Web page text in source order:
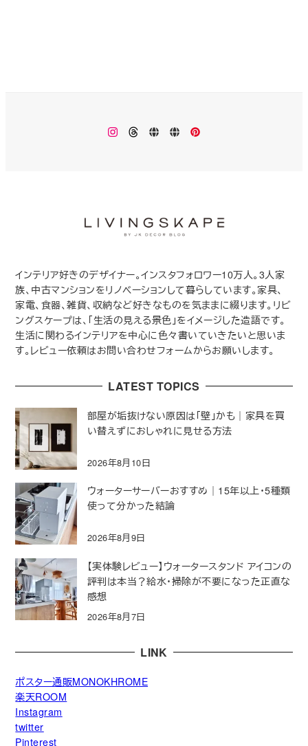
Instagram
Threads
楽 Monokhrome
Pinterest
インテリア好きのデザイナー。インスタフォロワー10万人。3人家
族、中古マンションをリノベーションして暮らしています。家具、
家電、食器、雑貨、収納など好きなものを気ままに綴ります。リビ
ングスケープは、「生活の見える景色」をイメージした造語です。
生活に関わるインテリアを中心に色々書いていきたいと思いま
す。レビュー依頼はお問い合わせフォームからお願いします。
LATEST TOPICS
部屋が垢抜けない原因は「壁」かも｜家具を買
い替えずにおしゃれに見せる方法
2026年8月10日
ウォーターサーバーおすすめ｜15年以上・5種類
使って分かった結論
2026年8月9日
【実体験レビュー】ウォータースタンド アイコンの
評判は本当？給水・掃除が不要になった正直な
感想
2026年8月7日
LINK
ポスター通販MONOKHROME
楽天ROOM
Instagram
twitter
Pinterest